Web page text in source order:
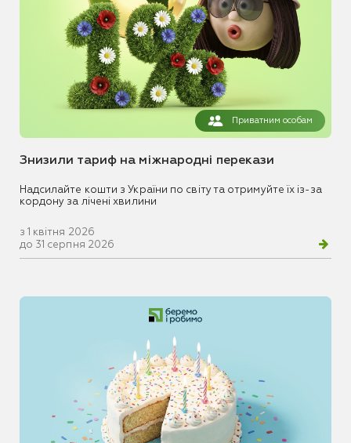
Приватним особам
Знизили тариф на міжнародні перекази
Надсилайте кошти з України по світу та отримуйте їх із-за
кордону за лічені хвилини
з 1 квітня 2026
до 31 серпня 2026